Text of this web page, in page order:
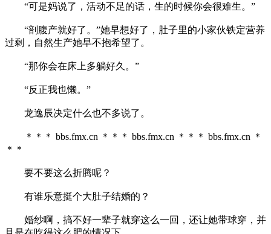
“可是妈说了，活动不足的话，生的时候你会很难生。”
“剖腹产就好了。”她早想好了，肚子里的小家伙铁定营养
过剩，自然生产她早不抱希望了。
“那你会在床上多躺好久。”
“反正我也懒。”
龙逸辰决定什么也不多说了。
＊＊＊ bbs.fmx.cn ＊＊＊ bbs.fmx.cn ＊＊＊ bbs.fmx.cn ＊
＊＊
要不要这么折腾呢？
有谁乐意挺个大肚子结婚的？
婚纱啊，搞不好一辈子就穿这么一回，还让她带球穿，并